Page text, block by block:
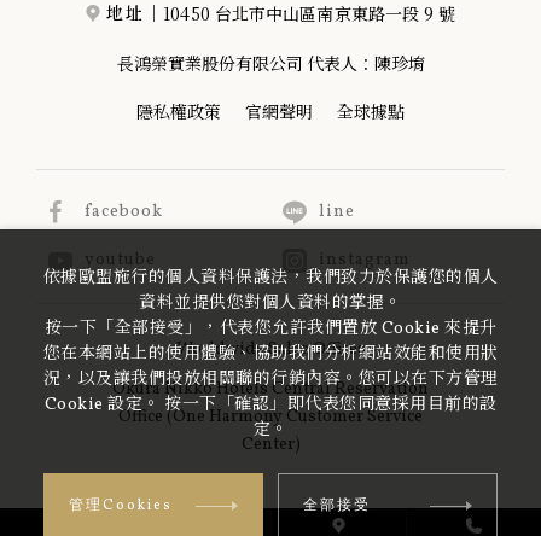
地址｜ 10450 台北市中山區南京東路一段 9 號
長鴻榮實業股份有限公司 代表人：陳珍堉
隱私權政策 官網聲明 全球據點
facebook line
youtube instagram
Worldwide Sales Offices
Okura Nikko Hotels Central Reservation
Office (One Harmony Customer Service
Center)
依據歐盟施行的個人資料保護法，我們致力於保護您的個人
資料並提供您對個人資料的掌握。
按一下「全部接受」，代表您允許我們置放 Cookie 來提升
您在本網站上的使用體驗、協助我們分析網站效能和使用狀
況，以及讓我們投放相關聯的行銷內容。您可以在下方管理
Cookie 設定。 按一下「確認」即代表您同意採用目前的設
定。
管理Cookies 全部接受